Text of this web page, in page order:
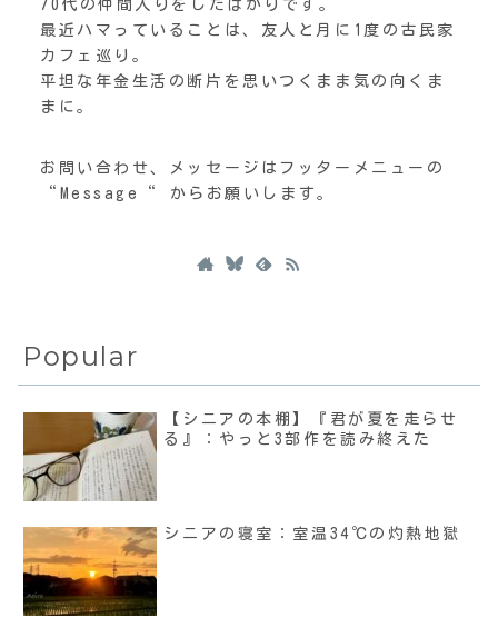
70代の仲間入りをしたばかりです。
最近ハマっていることは、友人と月に1度の古民家
カフェ巡り。
平坦な年金生活の断片を思いつくまま気の向くま
まに。
お問い合わせ、メッセージはフッターメニューの
“Message“ からお願いします。
Popular
【シニアの本棚】『君が夏を走らせ
る』：やっと3部作を読み終えた
シニアの寝室：室温34℃の灼熱地獄